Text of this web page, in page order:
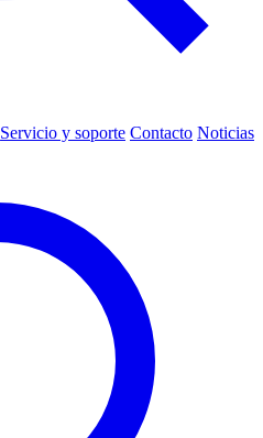
Servicio y soporte Contacto Noticias